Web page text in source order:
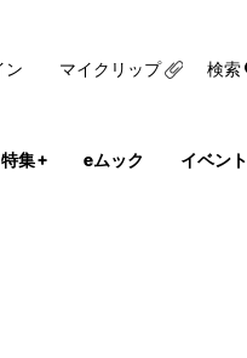
特集+ eムック イベント
ン マイクリップ 検索